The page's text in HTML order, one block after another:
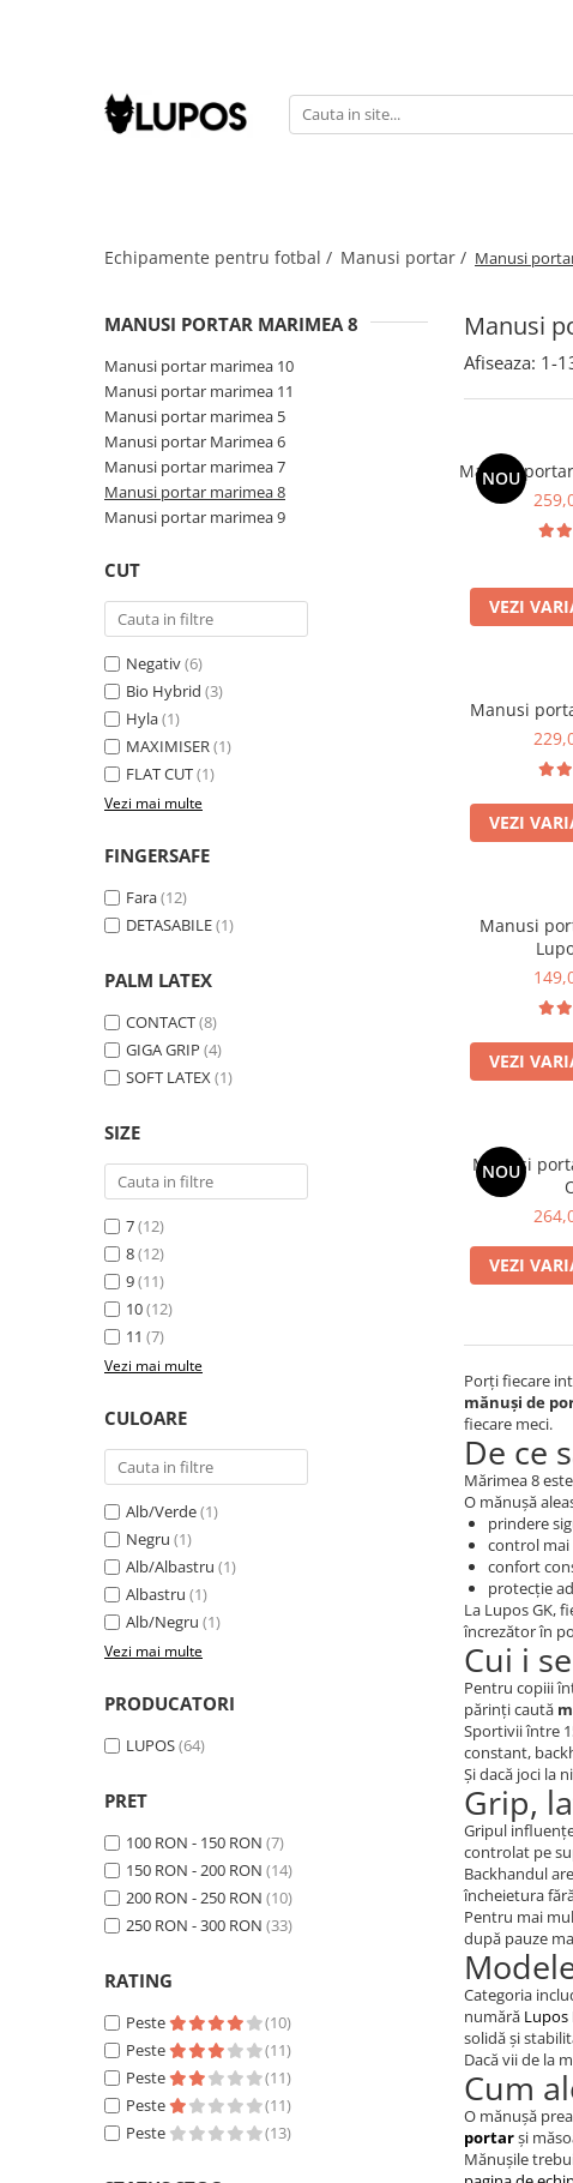
Manusi portar
Manusi portar marimea 8
Manusi portar marimea 10
Accesorii pentru antrenament
Echipament portar
Echipamente sportive
personalizate
Echipamente pentru fotbal / Manusi portar / Manusi
Manusi
MANUSI PORTAR MARIMEA 8
Manusi portar marimea 10
Manusi portar marimea 11
Manusi portar marimea 5
Manusi portar Marimea 6
Manusi portar marimea 7
Manusi portar marimea 8
Manusi portar marimea 9
CUT
Negativ(6)
Bio Hybrid (3)
Hyla(1)
MAXIMISER(1)
FLAT CUT(1)
Vezi mai multe
FINGERSAFE
Fara(12)
DETASABILE(1)
PALM LATEX
CONTACT(8)
GIGA GRIP (4)
SOFT LATEX(1)
SIZE
7(12)
8(12)
9(11)
10(12)
11 (7)
Vezi mai multe
CULOARE
Alb/Verde(1)
Negru (1)
Alb/Albastru (1)
Albastru (1)
Alb/Negru (1)
Vezi mai multe
PRODUCATORI
LUPOS(64)
PRET
100 RON - 150 RON (7)
150 RON - 200 RON (14)
200 RON - 250 RON (10)
250 RON - 300 RON (33)
RATING
Peste
(10)
Peste
(11)
Peste
(11)
Peste
(11)
Peste
(13)
Afiseaza: 1-
NOU
Manusi
VEZI
Manusi
VEZI
Manusi
VEZI
NOU
Mănuși
VEZI
Porți fiecare
mănuși de
fiecare meci.
De ce
Mărimea 8
O mănușă
prindere
control mai
confort
protecție
La Lupos GK,
încrezător în
Cui i
Pentru copiii
părinți caută
Sportivii între
constant,
Și dacă joci la
Grip,
Gripul
controlat pe
Backhandul
încheietura
Pentru mai
după pauze
Categoria
numără
solidă și
Dacă vii de la
Cum
O mănușă
portarși
Mănușile